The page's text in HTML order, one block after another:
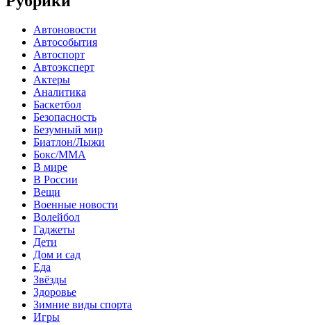
Автоновости
Автособытия
Автоспорт
Автоэксперт
Актеры
Аналитика
Баскетбол
Безопасность
Безумный мир
Биатлон/Лыжи
Бокс/MMA
В мире
В России
Вещи
Военные новости
Волейбол
Гаджеты
Дети
Дом и сад
Еда
Звёзды
Здоровье
Зимние виды спорта
Игры